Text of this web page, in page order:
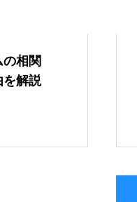
相関
を解説